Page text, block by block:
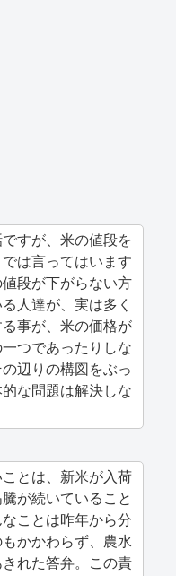
すが、米の値段を
は言ってはいます
段が下がらない方
人達が、実は多く
事が、米の価格が
つであったりしな
辺りの構図をぶっ
な問題は解決しな
とは、新米が入荷
が続いていること
ことは昨年から分
かかわらず、農水
れた答弁。この責